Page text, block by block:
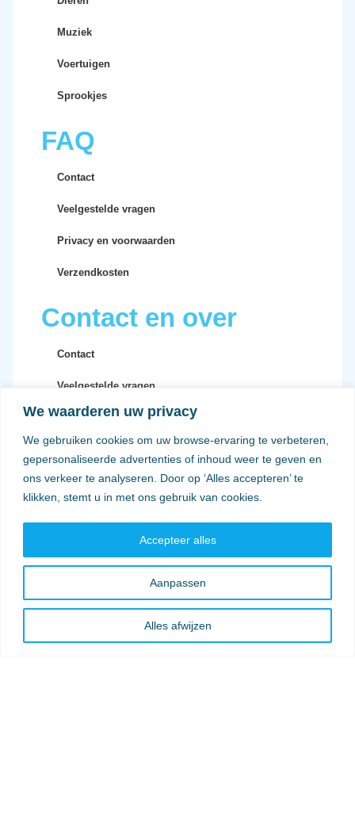
We waarderen uw privacy
We gebruiken cookies om uw browse-ervaring te verbeteren,
gepersonaliseerde advertenties of inhoud weer te geven en
ons verkeer te analyseren. Door op ‘Alles accepteren’ te
klikken, stemt u in met ons gebruik van cookies.
Aanpassen
Alles afwijzen
Accepteer alles
Muziek
Voertuigen
Sprookjes
FAQ
Contact
Veelgestelde vragen
Privacy en voorwaarden
Verzendkosten
Contact en over
Contact
Veelgestelde vragen
Privacy en voorwaarden